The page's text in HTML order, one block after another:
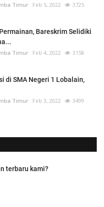
Timur Feb 5, 2022 3725
Bareskrim Selidiki
Timur Feb 4, 2022 3158
di SMA Negeri 1 Lobalain,
Timur Feb 3, 2022 3499
terbaru kami?